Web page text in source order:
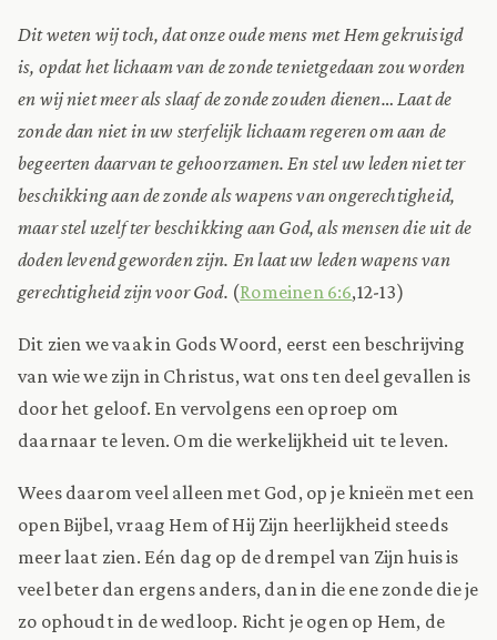
Dit weten wij toch, dat onze oude mens met Hem gekruisigd
is, opdat het lichaam van de zonde tenietgedaan zou worden
en wij niet meer als slaaf de zonde zouden dienen… Laat de
zonde dan niet in uw sterfelijk lichaam regeren om aan de
begeerten daarvan te gehoorzamen. En stel uw leden niet ter
beschikking aan de zonde als wapens van ongerechtigheid,
maar stel uzelf ter beschikking aan God, als mensen die uit de
doden levend geworden zijn. En laat uw leden wapens van
gerechtigheid zijn voor God. (Romeinen 6:6,12-13)
Dit zien we vaak in Gods Woord, eerst een beschrijving
van wie we zijn in Christus, wat ons ten deel gevallen is
door het geloof. En vervolgens een oproep om
daarnaar te leven. Om die werkelijkheid uit te leven.
Wees daarom veel alleen met God, op je knieën met een
open Bijbel, vraag Hem of Hij Zijn heerlijkheid steeds
meer laat zien. Eén dag op de drempel van Zijn huis is
veel beter dan ergens anders, dan in die ene zonde die je
zo ophoudt in de wedloop. Richt je ogen op Hem, de